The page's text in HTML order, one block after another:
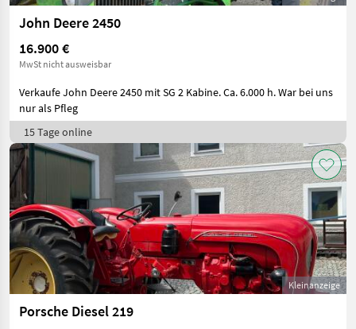
John Deere 2450
16.900 €
MwSt nicht ausweisbar
Verkaufe John Deere 2450 mit SG 2 Kabine. Ca. 6.000 h. War bei uns
nur als Pfleg
15 Tage online
Kleinanzeige
Porsche Diesel 219